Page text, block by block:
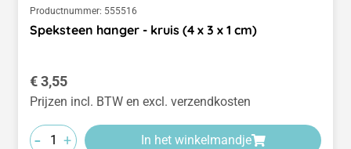
Productnummer: 555516
Speksteen hanger - kruis (4 x 3 x 1 cm)
Normale prijs:
€ 3,55
Prijzen incl. BTW en excl. verzendkosten
- + In het winkelmandje